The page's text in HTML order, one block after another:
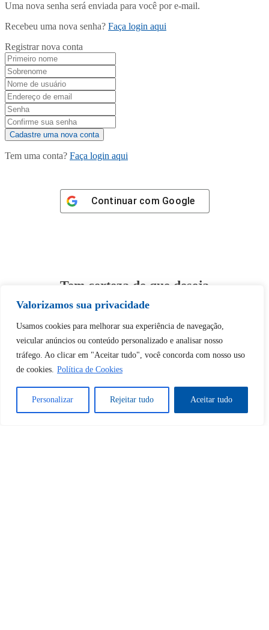
Valorizamos sua privacidade
Usamos cookies para melhorar sua experiência de navegação,
veicular anúncios ou conteúdo personalizado e analisar nosso
tráfego. Ao clicar em "Aceitar tudo", você concorda com nosso uso
de cookies. Política de Cookies
Personalizar Rejeitar tudo Aceitar tudo
Uma nova senha será enviada para você por e-mail.
Recebeu uma nova senha? Faça login aqui
Registrar nova conta
Tem uma conta? Faça login aqui
Continuar com Google
Tem certeza de que deseja
desbloquear esta publicação?
Desbloquear esquerda : 0
Sim